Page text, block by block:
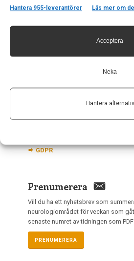
Hantera 955-leverantörer Läs mer om
Acceptera
Neka
Hantera alternativ
c/o Forskaren Office Hub
Annonsering
GDPR
Prenumerera
Vill du ha ett nyhetsbrev som
neurologiområdet för veckan som
senaste numret av tidningen som
PRENUMERERA